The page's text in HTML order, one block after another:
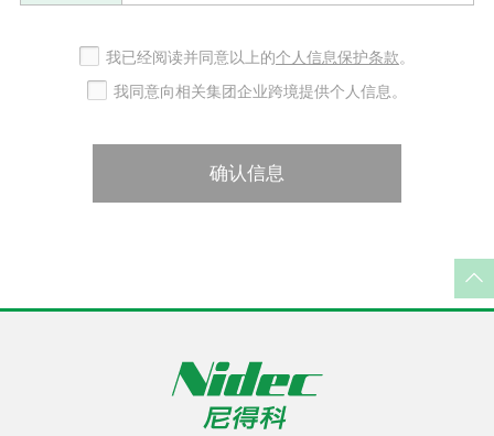
我已经阅读并同意以上的个人信息保护条款。
我同意向相关集团企业跨境提供个人信息。